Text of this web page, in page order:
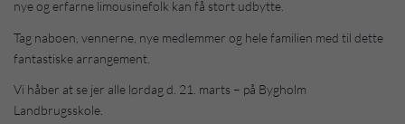
nye og erfarne limousinefolk kan få stort udbytte.
Tag naboen, vennerne, nye medlemmer og hele familien med til dette
fantastiske arrangement.
Vi håber at se jer alle lørdag d. 21. marts – på Bygholm
Landbrugsskole.